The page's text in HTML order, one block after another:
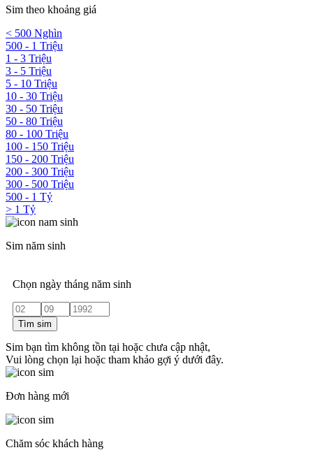
Sim theo khoảng giá
< 500 Nghìn
500 - 1 Triệu
1 - 3 Triệu
3 - 5 Triệu
5 - 10 Triệu
10 - 30 Triệu
30 - 50 Triệu
50 - 80 Triệu
80 - 100 Triệu
100 - 150 Triệu
150 - 200 Triệu
200 - 300 Triệu
300 - 500 Triệu
500 - 1 Tỷ
> 1 Tỷ
Sim năm sinh
Chọn ngày tháng năm sinh
Tìm sim
Sim bạn tìm không tồn tại hoặc chưa cập nhật,
Vui lòng chọn lại hoặc tham khảo gợi ý dưới đây.
Đơn hàng mới
Chăm sóc khách hàng